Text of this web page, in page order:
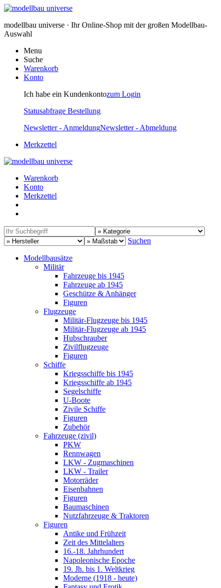
modellbau universe · Ihr Online-Shop mit der großen Modellbau-
Auswahl
Menu
Suche
Warenkorb
Konto
Ich habe ein Kundenkontozum Login
Statusabfrage Bestellung
Newsletter - AnmeldungNewsletter - Abmeldung
Merkzettel
Warenkorb
Konto
Merkzettel
Suchen
Modellbausätze
Militär
Fahrzeuge bis 1945
Fahrzeuge ab 1945
Geschütze & Anhänger
Figuren
Flugzeuge
Militär-Flugzeuge bis 1945
Militär-Flugzeuge ab 1945
Hubschrauber
Zivilflugzeuge
Figuren
Schiffe
Kriegsschiffe bis 1945
Kriegsschiffe ab 1945
Segelschiffe
U-Boote
Zivile Schiffe
Figuren
Zubehör
Fahrzeuge (zivil)
PKW
Rennwagen
LKW - Zugmaschinen
LKW - Trailer
Motorräder
Eisenbahnen
Figuren
Baumaschinen
Nutzfahrzeuge & Traktoren
Figuren
Antike und Frühzeit
Zeit des Mittelalters
16.-18. Jahrhundert
Napoleonische Epoche
19. Jh. bis 1. Weltkrieg
Moderne (1918 - heute)